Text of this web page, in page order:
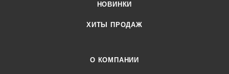
НОВИНКИ
ХИТЫ ПРОДАЖ
О КОМПАНИИ